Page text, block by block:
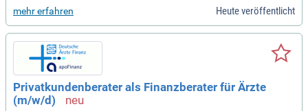
unkt.
mehr erfahren Heute veröffentlicht
Privatkundenberater als Finanzberater für Ärzte
(m/w/d)